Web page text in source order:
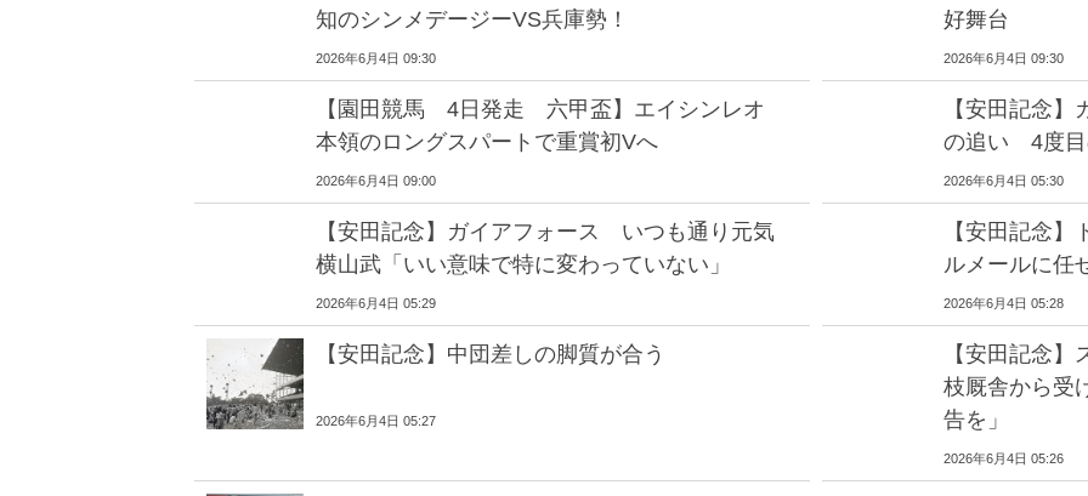
知のシンメデージーVS兵庫勢！
2026年6月4日 09:30
好舞台
2026年6月4日 09:30
【園田競馬 4日発走 六甲盃】エイシンレオ
本領のロングスパートで重賞初Vへ
2026年6月4日 09:00
【安田記念
の追い 4度目
2026年6月4日 05:30
【安田記念】ガイアフォース いつも通り元気
横山武「いい意味で特に変わっていない」
2026年6月4日 05:29
【安田記念
ルメールに任
2026年6月4日 05:28
【安田記念】中団差しの脚質が合う
2026年6月4日 05:27
【安田記念
枝厩舎から受
告を」
2026年6月4日 05:26